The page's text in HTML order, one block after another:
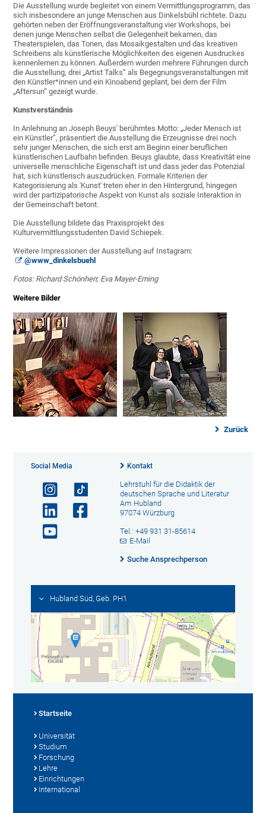
Die Ausstellung wurde begleitet von einem Vermittlungsprogramm, das
sich insbesondere an junge Menschen aus Dinkelsbühl richtete. Dazu
gehörten neben der Eröffnungsveranstaltung vier Workshops, bei
denen junge Menschen selbst die Gelegenheit bekamen, das
Theaterspielen, das Tonen, das Mosaikgestalten und das kreativen
Schreibens als künstlerische Möglichkeiten des eigenen Ausdruckes
kennenlernen zu können. Außerdem wurden mehrere Führungen durch
die Ausstellung, drei „Artist Talks“ als Begegnungsveranstaltungen mit
den Künstler*innen und ein Kinoabend geplant, bei dem der Film
„Aftersun“ gezeigt wurde.
Kunstverständnis
In Anlehnung an Joseph Beuys' berühmtes Motto: „Jeder Mensch ist
ein Künstler”, präsentiert die Ausstellung die Erzeugnisse drei noch
sehr junger Menschen, die sich erst am Beginn einer beruflichen
künstlerischen Laufbahn befinden. Beuys glaubte, dass Kreativität eine
universelle menschliche Eigenschaft ist und dass jeder das Potenzial
hat, sich künstlerisch auszudrücken. Formale Kriterien der
Kategorisierung als 'Kunst' treten eher in den Hintergrund, hingegen
wird der partizipatorische Aspekt von Kunst als soziale Interaktion in
der Gemeinschaft betont.
Die Ausstellung bildete das Praxisprojekt des
Kulturvermittlungsstudenten David Schiepek.
Weitere Impressionen der Ausstellung auf Instagram:
@www_dinkelsbuehl
Fotos: Richard Schönherr, Eva Mayer-Eming
Weitere Bilder
Zurück
Social Media Kontakt
Lehrstuhl für die Didaktik der
deutschen Sprache und Literatur
Am Hubland
97074 Würzburg
Tel.: +49 931 31-85614
E-Mail
Suche Ansprechperson
Hubland Süd, Geb. PH1
Startseite
Universität
Studium
Forschung
Lehre
Einrichtungen
International